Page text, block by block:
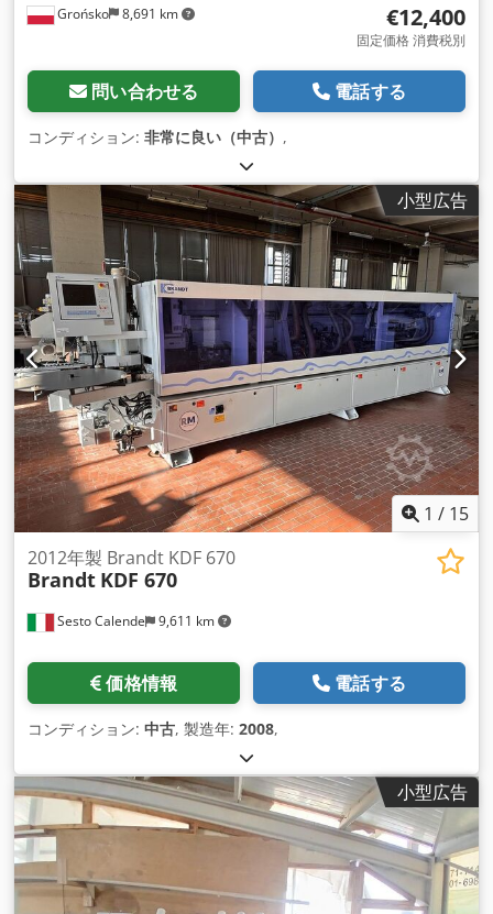
Grońsko 8,691 km €12,400
固定価格 消費税別
問い合わせる 電話する
コンディション: 非常に良い（中古） ,
小型広告
1 / 15
Sesto Calende 9,611 km
2012年製 Brandt KDF 670
Brandt KDF 670
価格情報 電話する
コンディション: 中古, 製造年: 2008,
小型広告